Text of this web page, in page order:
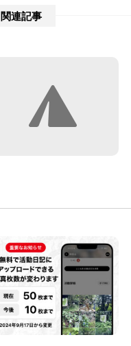
関連記事